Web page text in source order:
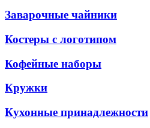
Заварочные чайники
Костеры с логотипом
Кофейные наборы
Кружки
Кухонные принадлежности